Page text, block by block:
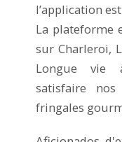
l’application
La plateforme
sur Charleroi,
Longue vie
satisfaire
fringales